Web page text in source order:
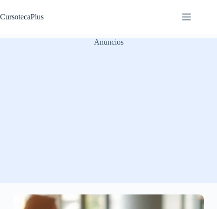
al
contenido
CursotecaPlus
Anuncios